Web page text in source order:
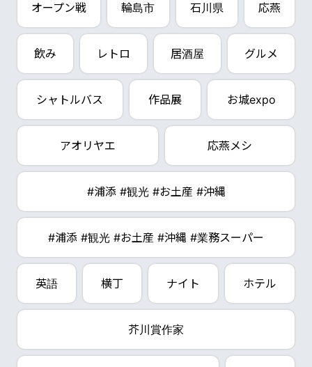
オープン戦 輪島市 石川県 応燕
飲み レトロ 居酒屋 グルメ
シャトルバス 作品展 お城expo
アオリヤエ 応燕メシ
#浦添 #観光 #お土産 #沖縄
#浦添 #観光 #お土産 #沖縄 #業務スーパー
英語 横丁 ナイト ホテル
芥川賞作家